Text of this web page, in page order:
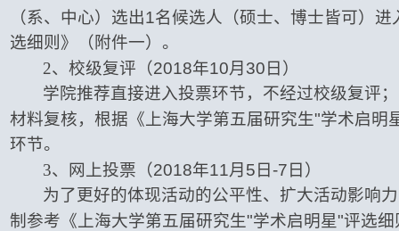
（系、中心）选出1名候选人（硕士、博士皆可）
选细则》（附件一）。
2、校级复评（2018年10月 30 日）
学院推荐直接进入投票环节，不经过校级复评
材料复核，根据《上海大学第五届研究生"学术启明
环节。
3、网上投票（2018年11月 5 日-7 日）
为了更好的体现活动的公平性、扩大活动影响
制参考《上海大学第五届研究生"学术启明星"评选细